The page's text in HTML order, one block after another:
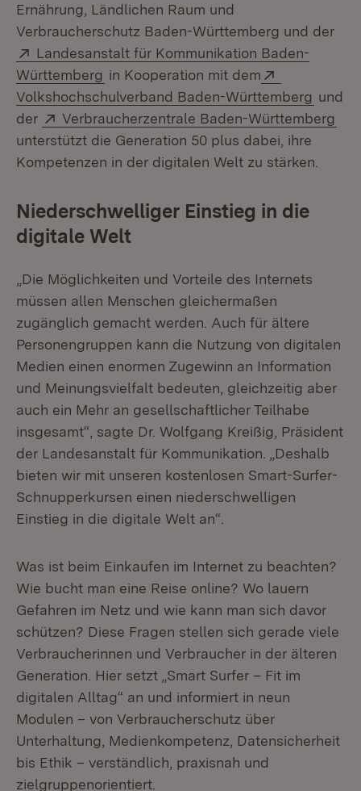
Ernährung, Ländlichen Raum und
Verbraucherschutz Baden-Württemberg und der
Extern:
Landesanstalt für Kommunikation Baden-
Württemberg (Öffnet in neuem Fenster)
in Kooperation mit dem
Volkshochschulverband Baden-Württemberg und
der
Extern:
Verbraucherzentrale Baden-Württemberg
unterstützt die Generation 50 plus dabei, ihre
Kompetenzen in der digitalen Welt zu stärken.
Niederschwelliger Einstieg in die
digitale Welt
„Die Möglichkeiten und Vorteile des Internets
müssen allen Menschen gleichermaßen
zugänglich gemacht werden. Auch für ältere
Personengruppen kann die Nutzung von digitalen
Medien einen enormen Zugewinn an Information
und Meinungsvielfalt bedeuten, gleichzeitig aber
auch ein Mehr an gesellschaftlicher Teilhabe
insgesamt“, sagte Dr. Wolfgang Kreißig, Präsident
der Landesanstalt für Kommunikation. „Deshalb
bieten wir mit unseren kostenlosen Smart-Surfer-
Schnupperkursen einen niederschwelligen
Einstieg in die digitale Welt an“.
Was ist beim Einkaufen im Internet zu beachten?
Wie bucht man eine Reise online? Wo lauern
Gefahren im Netz und wie kann man sich davor
schützen? Diese Fragen stellen sich gerade viele
Verbraucherinnen und Verbraucher in der älteren
Generation. Hier setzt „Smart Surfer – Fit im
digitalen Alltag“ an und informiert in neun
Modulen – von Verbraucherschutz über
Unterhaltung, Medienkompetenz, Datensicherheit
bis Ethik – verständlich, praxisnah und
zielgruppenorientiert.